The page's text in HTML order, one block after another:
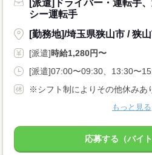
[派遣]ドライバー・運転手
シー運転手
[勤務地]/埼玉県狭山市 / 狭
[派遣]時給1,280円〜
[派遣]07:00〜09:30、13:30〜
※シフト制によりその他休みあ
もっと見る
応募する（バイト